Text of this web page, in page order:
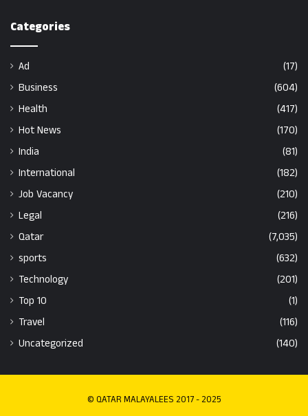
Categories
Ad
(17)
Business
(604)
Health
(417)
Hot News
(170)
India
(81)
International
(182)
Job Vacancy
(210)
Legal
(216)
Qatar
(7,035)
sports
(632)
Technology
(201)
Top 10
(1)
Travel
(116)
Uncategorized
(140)
© QATAR MALAYALEES 2017 - 2025